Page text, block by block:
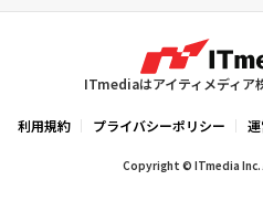
ITmediaはアイティメディア
利用規約 プライバシーポリシー
Copyright © ITmedia Inc.